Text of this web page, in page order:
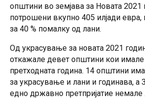
општини во земјава за Новата 2021
потрошени вкупно 405 илјади евра,
за 40 % помалку од лани.
Од украсување за новата 2021
откажале девет општини кои имале
претходната година. 14 општини
за украсување и лани и годинава, а
едно државно претпријатие немале